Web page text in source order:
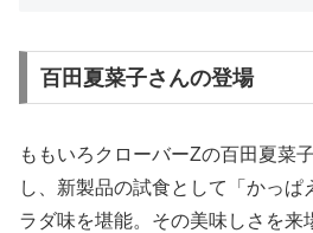
百田夏菜子さんの登場
ももいろクローバーZの百田夏菜
し、新製品の試食として「かっぱ
ラダ味を堪能。その美味しさを来